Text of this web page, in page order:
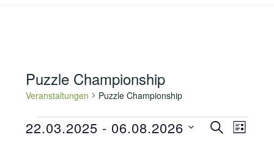
Puzzle Championship
Veranstaltungen Puzzle Championship
Veranstaltungen SUCHELISTE
22.03.2025 - 06.08.2026